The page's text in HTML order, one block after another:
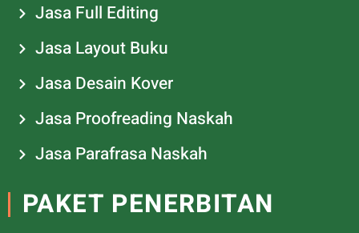
Jasa Full Editing
Jasa Layout Buku
Jasa Desain Kover
Jasa Proofreading Naskah
Jasa Parafrasa Naskah
PAKET PENERBITAN